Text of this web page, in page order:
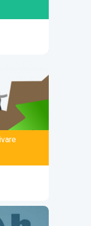
un
Lucrezi cu
și îți dezvolți
mai